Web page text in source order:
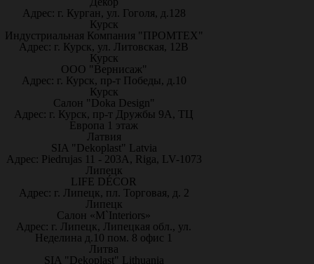
Адрес: г. Курган, ул. Гоголя, д.128
Курск
Индустриальная Компания "ПРОМТЕХ"
Адрес: г. Курск, ул. Литовская, 12В
Курск
ООО "Вернисаж"
Адрес: г. Курск, пр-т Победы, д.10
Курск
Салон "Doka Design"
Адрес: г. Курск, пр-т Дружбы 9А, ТЦ
Европа 1 этаж
Латвия
SIA "Dekoplast" Latvia
Адрес: Piedrujas 11 - 203A, Riga, LV-1073
Липецк
LIFE DÉCOR
Адрес: г. Липецк, пл. Торговая, д. 2
Липецк
Салон «M`Interiors»
Адрес: г. Липецк, Липецкая обл., ул.
Неделина д.10 пом. 8 офис 1
Литва
SIA "Dekoplast" Lithuania